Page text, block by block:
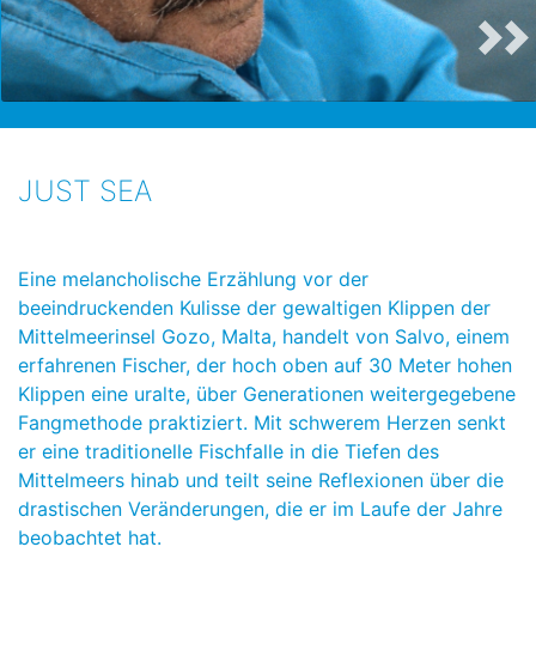
JUST SEA
Eine melancholische Erzählung vor der
beeindruckenden Kulisse der gewaltigen Klippen der
Mittelmeerinsel Gozo, Malta, handelt von Salvo, einem
erfahrenen Fischer, der hoch oben auf 30 Meter hohen
Klippen eine uralte, über Generationen weitergegebene
Fangmethode praktiziert. Mit schwerem Herzen senkt
er eine traditionelle Fischfalle in die Tiefen des
Mittelmeers hinab und teilt seine Reflexionen über die
drastischen Veränderungen, die er im Laufe der Jahre
beobachtet hat.